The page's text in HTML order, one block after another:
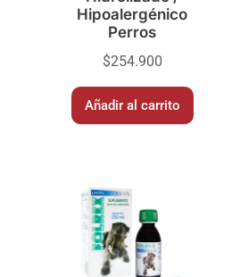
Hipoalergénico
Perros
$254.900
Añadir al carrito